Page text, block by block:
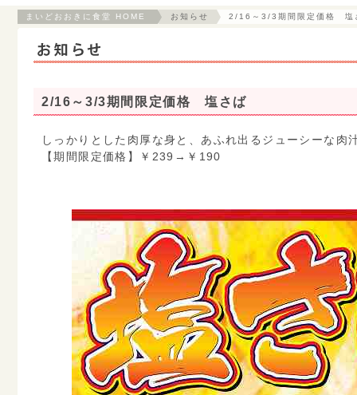
まいどおおきに食堂 HOME お知らせ 2/16～3/3期間限定価格 塩
2/16～3/3期間限定価格 塩さば
しっかりとした肉厚な身と、あふれ出るジューシーな肉
【期間限定価格】￥239→￥190